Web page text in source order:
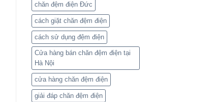
chăn đệm điện Đức
cách giặt chăn đệm điện
cách sử dụng đệm điện
Cửa hàng bán chăn đệm điện tại
Hà Nội
cửa hàng chăn đệm điện
giải đáp chăn đệm điện